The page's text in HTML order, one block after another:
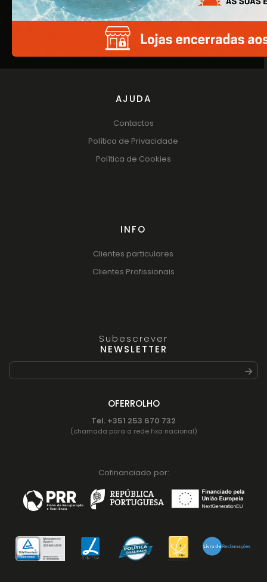
Produtos
Catálogos
AJUDA
Contactos
Política de Privacidade
Política de Cookies
INFO
Clientes particulares
Clientes Profissionais
Subescrever
NEWSLETTER
OFERROLHO
Tel. +351 253 670 732
(chamada para a rede fixa nacional)
Cofinanciado por: